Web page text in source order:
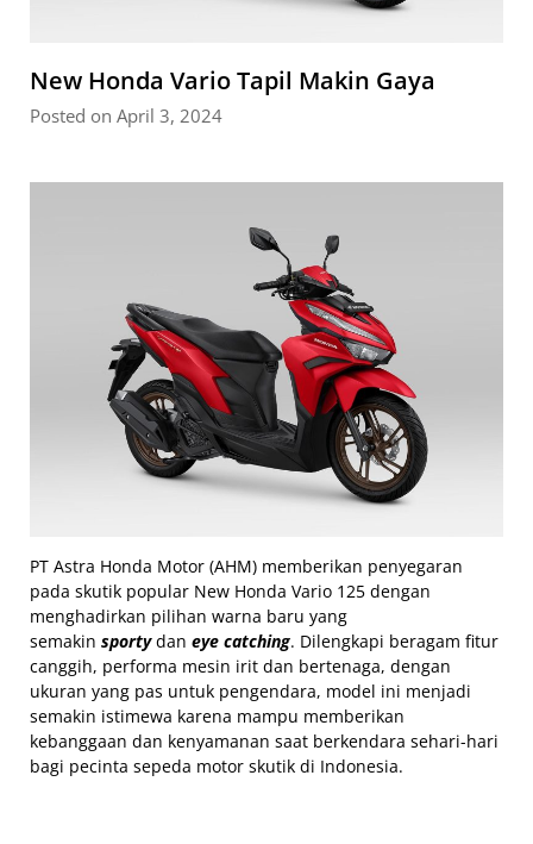
New Honda Vario Tapil Makin Gaya
Posted on April 3, 2024
PT Astra Honda Motor (AHM) memberikan penyegaran
pada skutik popular New Honda Vario 125 dengan
menghadirkan pilihan warna baru yang
semakin sportydan eye catching. Dilengkapi beragam fitur
canggih, performa mesin irit dan bertenaga, dengan
ukuran yang pas untuk pengendara, model ini menjadi
semakin istimewa karena mampu memberikan
kebanggaan dan kenyamanan saat berkendara sehari-hari
bagi pecinta sepeda motor skutik di Indonesia.